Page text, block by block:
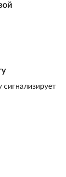
сигнализирует